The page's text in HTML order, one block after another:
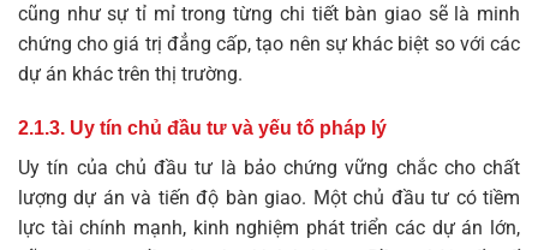
cũng như sự tỉ mỉ trong từng chi tiết bàn giao sẽ là minh
chứng cho giá trị đẳng cấp, tạo nên sự khác biệt so với các
dự án khác trên thị trường.
2.1.3. Uy tín chủ đầu tư và yếu tố pháp lý
Uy tín của chủ đầu tư là bảo chứng vững chắc cho chất
lượng dự án và tiến độ bàn giao. Một chủ đầu tư có tiềm
lực tài chính mạnh, kinh nghiệm phát triển các dự án lớn,